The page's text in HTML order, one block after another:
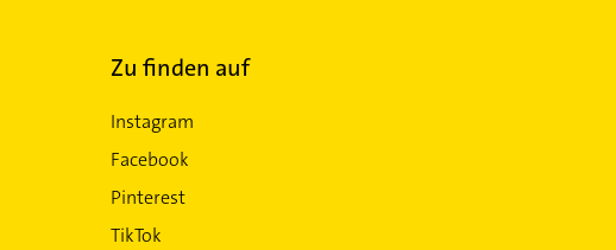
Zu finden auf
Instagram
Facebook
Pinterest
TikTok